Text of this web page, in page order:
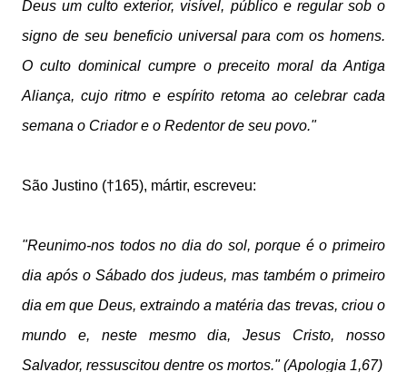
Deus um culto exterior, visível, público e regular sob o
signo de seu beneficio universal para com os homens.
O culto dominical cumpre o preceito moral da Antiga
Aliança, cujo ritmo e espírito retoma ao celebrar cada
semana o Criador e o Redentor de seu povo."
São Justino (†165), mártir, escreveu:
"Reunimo-nos todos no dia do sol, porque é o primeiro
dia após o Sábado dos judeus, mas também o primeiro
dia em que Deus, extraindo a matéria das trevas, criou o
mundo e, neste mesmo dia, Jesus Cristo, nosso
Salvador, ressuscitou dentre os mortos." (Apologia 1,67)